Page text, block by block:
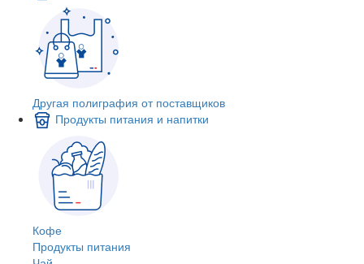
Другая полиграфия от поставщиков
Продукты питания и напитки
Кофе
Продукты питания